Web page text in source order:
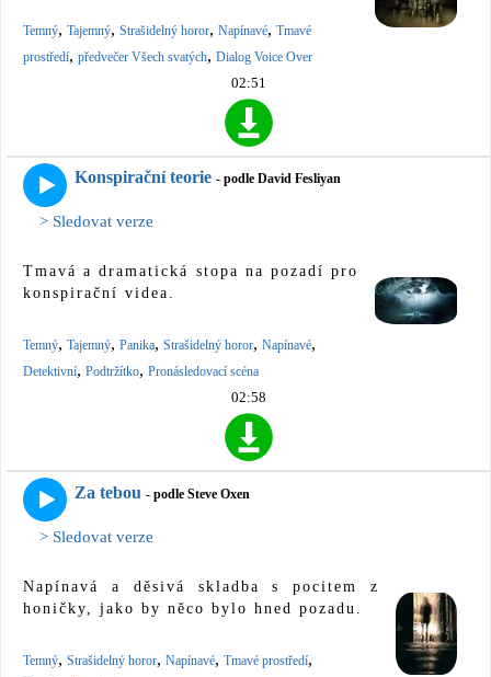
Temný, Tajemný, Strašidelný horor, Napínavé, Tmavé
prostředí, předvečer Všech svatých, Dialog Voice Over
02:51
Konspirační teorie - podle David Fesliyan
> Sledovat verze
Tmavá a dramatická stopa na pozadí pro
konspirační videa.
Temný, Tajemný, Panika, Strašidelný horor, Napínavé,
Detektivní, Podtržítko, Pronásledovací scéna
02:58
Za tebou - podle Steve Oxen
> Sledovat verze
Napínavá a děsivá skladba s pocitem z
honičky, jako by něco bylo hned pozadu.
Temný, Strašidelný horor, Napínavé, Tmavé prostředí,